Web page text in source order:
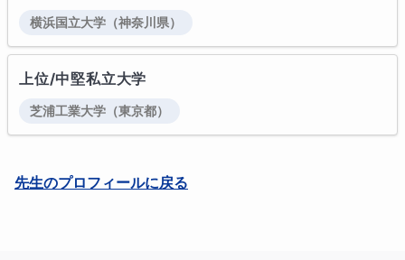
横浜国立大学 （神奈川県）
上位/中堅私立大学
芝浦工業大学 （東京都）
先生のプロフィールに戻る